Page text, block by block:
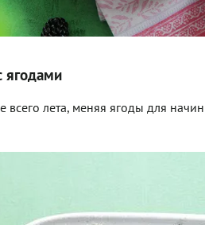
ягодами
всего лета, меняя ягоды для